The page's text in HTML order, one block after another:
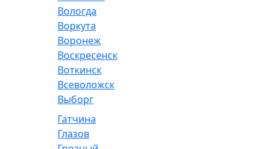
Вологда
Воркута
Воронеж
Воскресенск
Воткинск
Всеволожск
Выборг
Гатчина
Глазов